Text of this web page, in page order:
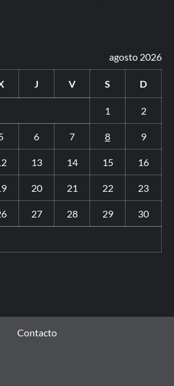
agosto 2026
J V S D
1 2
6 7 8 9
13 14 15 16
20 21 22 23
27 28 29 30
Contacto